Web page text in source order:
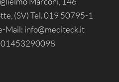
(SV) Tel. 019 50795-1
Mail: info@mediteck.it
01453290098